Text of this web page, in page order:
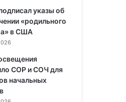
указы об
«родильного
в США
СОР и СОЧ для
начальных